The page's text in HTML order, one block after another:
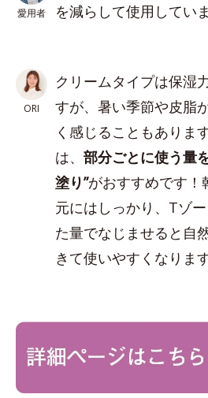
愛用者
を減らして使用してい
ORI
クリームタイプは保湿
すが、暑い季節や皮脂
く感じることもありま
は、 部分ごとに使う量
塗り”がおすすめです！
元にはしっかり、Tゾ
た量でなじませると自
きて使いやすくなります